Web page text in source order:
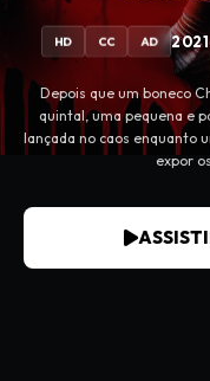
HD CC AD 2021
Depois que um boneco
quintal, uma pequena e
lançada no caos enquanto
expor